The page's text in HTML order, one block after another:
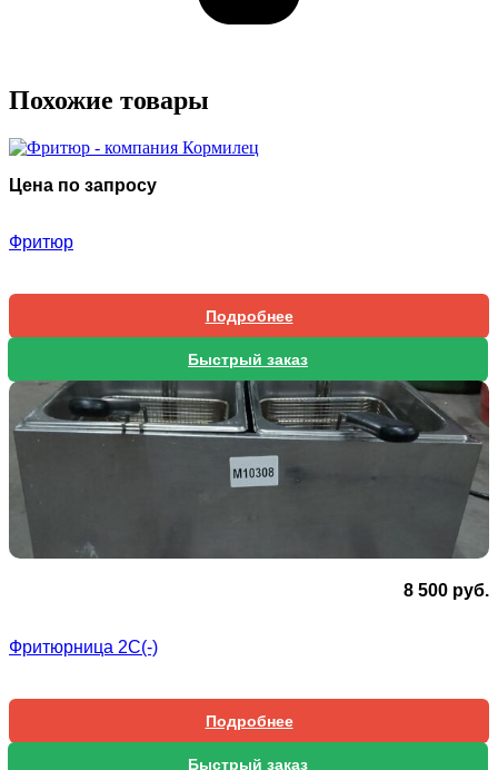
Похожие товары
Цена по запросу
Фритюр
Подробнее
Быстрый заказ
8 500 руб.
Фритюрница 2С(-)
Подробнее
Быстрый заказ